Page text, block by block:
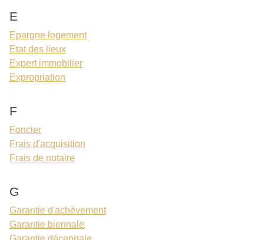
E
Epargne logement
Etat des lieux
Expert immobilier
Expropriation
F
Foncier
Frais d'acquisition
Frais de notaire
G
Garantie d'achèvement
Garantie biennale